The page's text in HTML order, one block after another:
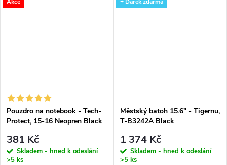
Pouzdro na notebook - Tech-
Protect, 15-16 Neopren Black
381 Kč
Skladem - hned k odeslání
>5 ks
Městský batoh 15.6'' - Tigernu,
T-B3242A Black
1 374 Kč
Skladem - hned k odeslání
>5 ks